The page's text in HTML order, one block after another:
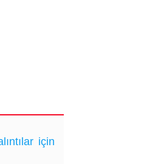
için